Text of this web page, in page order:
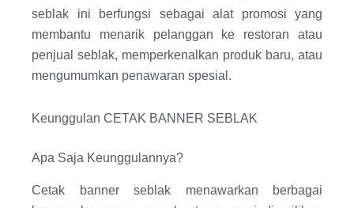
seblak ini berfungsi sebagai alat promosi yang
membantu menarik pelanggan ke restoran atau
penjual seblak, memperkenalkan produk baru, atau
mengumumkan penawaran spesial.
Keunggulan CETAK BANNER SEBLAK
Apa Saja Keunggulannya?
Cetak banner seblak menawarkan berbagai